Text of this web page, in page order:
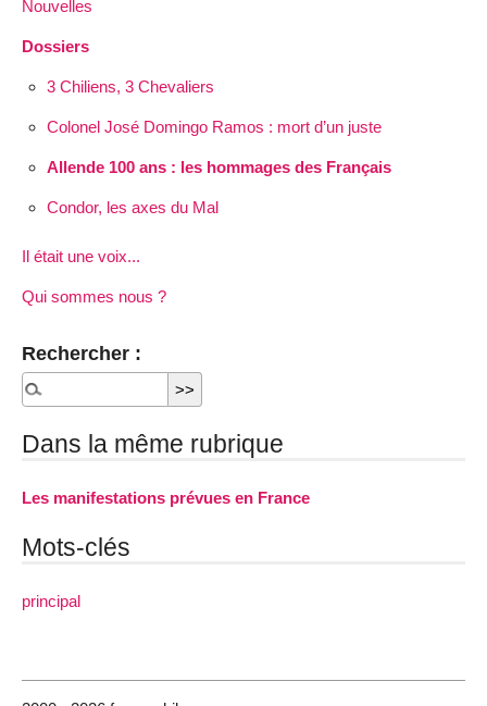
Nouvelles
Dossiers
3 Chiliens, 3 Chevaliers
Colonel José Domingo Ramos : mort d’un juste
Allende 100 ans : les hommages des Français
Condor, les axes du Mal
Il était une voix...
Qui sommes nous ?
Rechercher :
Dans la même rubrique
Les manifestations prévues en France
Mots-clés
principal